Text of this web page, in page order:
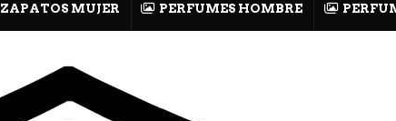
ZAPATOS MUJER PERFUMES HOMBRE